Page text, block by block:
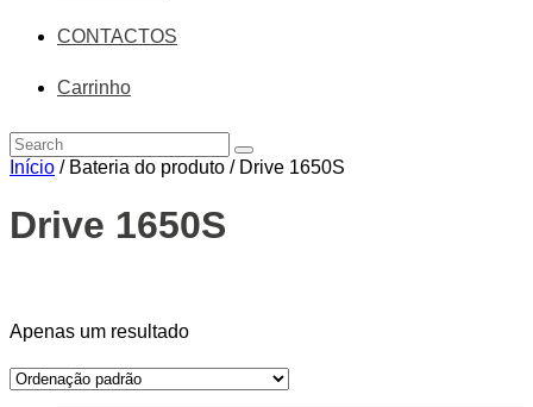
CONTACTOS
Carrinho
Início / Bateria do produto / Drive 1650S
Drive 1650S
Text search
Categorias de produto
Apenas um resultado